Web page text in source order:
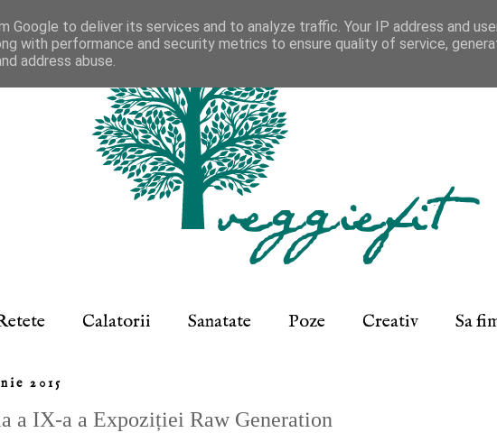
Calatorii Sanatate Poze Creativ Sa
2015
a IX-a a Expoziției Raw Generation
Google to deliver its services and to analyze traffic. Your IP address and
with performance and security metrics to ensure quality of service,
address abuse.